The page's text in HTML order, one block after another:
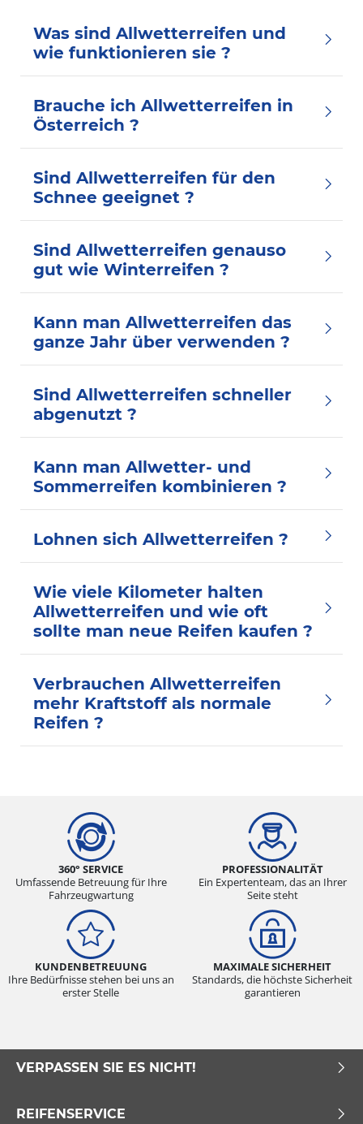
Was sind Allwetterreifen und
wie funktionieren sie ?
Brauche ich Allwetterreifen in
Österreich ?
Sind Allwetterreifen für den
Schnee geeignet ?
Sind Allwetterreifen genauso
gut wie Winterreifen ?
Kann man Allwetterreifen das
ganze Jahr über verwenden ?
Sind Allwetterreifen schneller
abgenutzt ?
Kann man Allwetter- und
Sommerreifen kombinieren ?
Lohnen sich Allwetterreifen ?
Wie viele Kilometer halten
Allwetterreifen und wie oft
sollte man neue Reifen kaufen ?
Verbrauchen Allwetterreifen
mehr Kraftstoff als normale
Reifen ?
360° SERVICE
Umfassende Betreuung für Ihre
Fahrzeugwartung
PROFESSIONALITÄT
Ein Expertenteam, das an Ihrer
Seite steht
KUNDENBETREUUNG
Ihre Bedürfnisse stehen bei uns an
erster Stelle
MAXIMALE SICHERHEIT
Standards, die höchste Sicherheit
garantieren
VERPASSEN SIE ES NICHT!
REIFENSERVICE